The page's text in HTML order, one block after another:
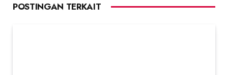
POSTINGAN TERKAIT